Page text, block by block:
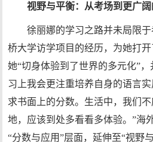
视野与平衡：从考场到更广
徐丽娜的学习之路并未局限于
桥大学访学项目的经历，为她打
她“切身体验到了世界的多元化”
习上我会更注重培养自身的语言
求书面上的分数。生活中，我们
地，应该到处多看看多体验。”海
“分数与应用”层面，延伸至“视野